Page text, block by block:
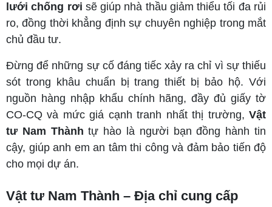
lưới chống rơi sẽ giúp nhà thầu giảm thiểu tối đa rủi
ro, đồng thời khẳng định sự chuyên nghiệp trong mắt
chủ đầu tư.
Đừng để những sự cố đáng tiếc xảy ra chỉ vì sự thiếu
sót trong khâu chuẩn bị trang thiết bị bảo hộ. Với
nguồn hàng nhập khẩu chính hãng, đầy đủ giấy tờ
CO-CQ và mức giá cạnh tranh nhất thị trường, Vật
tư Nam Thành tự hào là người bạn đồng hành tin
cậy, giúp anh em an tâm thi công và đảm bảo tiến độ
cho mọi dự án.
Vật tư Nam Thành – Địa chỉ cung cấp